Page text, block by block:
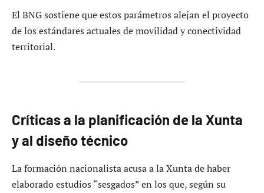
El BNG sostiene que estos parámetros alejan el proyecto
de los estándares actuales de movilidad y conectividad
territorial.
Críticas a la planificación de la Xunta
y al diseño técnico
La formación nacionalista acusa a la Xunta de haber
elaborado estudios “sesgados” en los que, según su